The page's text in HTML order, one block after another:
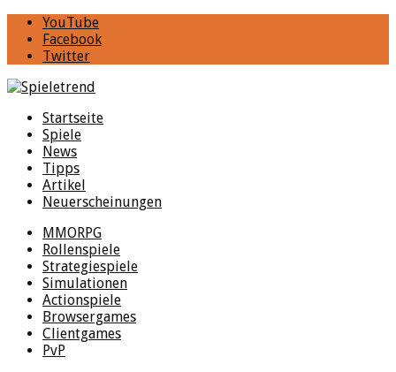
YouTube
Facebook
Twitter
Startseite
Spiele
News
Tipps
Artikel
Neuerscheinungen
MMORPG
Rollenspiele
Strategiespiele
Simulationen
Actionspiele
Browsergames
Clientgames
PvP